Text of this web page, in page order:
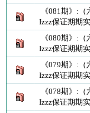
《081期》:
Izzz保证期期
《080期》:
Izzz保证期期
《079期》:
Izzz保证期期
《078期》:
Izzz保证期期